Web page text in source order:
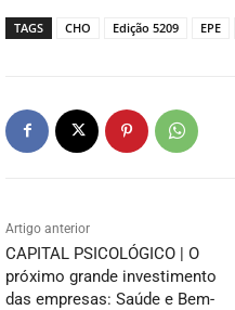
TAGS CHO Edição 5209 EPE
Artigo anterior
CAPITAL PSICOLÓGICO | O
próximo grande investimento
das empresas: Saúde e Bem-